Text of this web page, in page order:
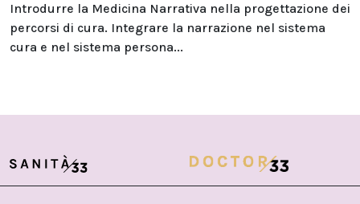
Introdurre la Medicina Narrativa nella progettazione dei
percorsi di cura. Integrare la narrazione nel sistema
cura e nel sistema persona...